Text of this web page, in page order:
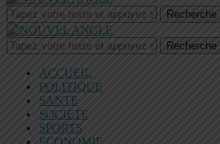
Recherche
Recherche
ACCUEIL
POLITIQUE
SANTE
SOCIETE
SPORTS